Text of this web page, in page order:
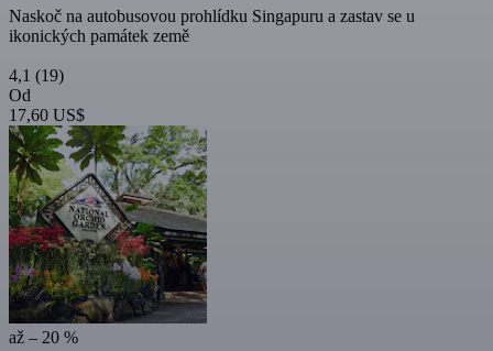
Naskoč na autobusovou prohlídku Singapuru a zastav se u
ikonických památek země
4,1 (19)
Od
17,60 US$
až – 20 %